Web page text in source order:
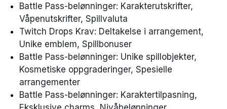
Battle Pass-belønninger: Karakterutskrifter,
Våpenutskrifter, Spillvaluta
Twitch Drops Krav: Deltakelse i arrangement,
Unike emblem, Spillbonuser
Battle Pass-belønninger: Unike spillobjekter,
Kosmetiske oppgraderinger, Spesielle
arrangementer
Battle Pass-belønninger: Karaktertilpasning,